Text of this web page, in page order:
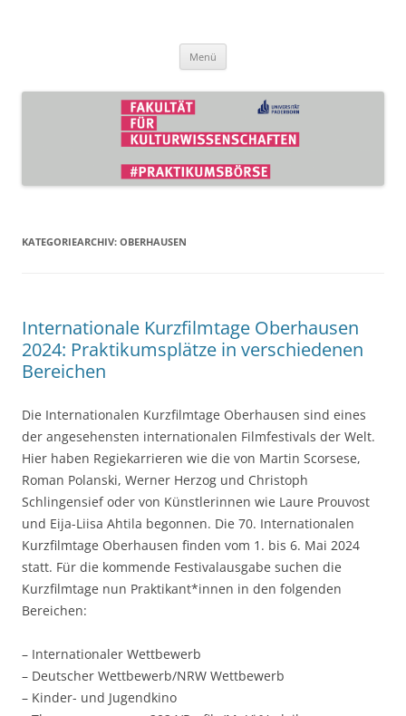
Kulturwissenschaften
Menü
KATEGORIEARCHIV: OBERHAUSEN
Internationale Kurzfilmtage Oberhausen
2024: Praktikumsplätze in verschiedenen
Bereichen
Die Internationalen Kurzfilmtage Oberhausen sind eines
der angesehensten internationalen Filmfestivals der Welt.
Hier haben Regiekarrieren wie die von Martin Scorsese,
Roman Polanski, Werner Herzog und Christoph
Schlingensief oder von Künstlerinnen wie Laure Prouvost
und Eija-Liisa Ahtila begonnen. Die 70. Internationalen
Kurzfilmtage Oberhausen finden vom 1. bis 6. Mai 2024
statt. Für die kommende Festivalausgabe suchen die
Kurzfilmtage nun Praktikant*innen in den folgenden
Bereichen:
– Internationaler Wettbewerb
– Deutscher Wettbewerb/NRW Wettbewerb
– Kinder- und Jugendkino